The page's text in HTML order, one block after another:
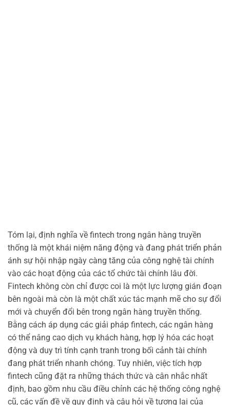
Tóm lại, định nghĩa về fintech trong ngân hàng truyền
thống là một khái niệm năng động và đang phát triển phản
ánh sự hội nhập ngày càng tăng của công nghệ tài chính
vào các hoạt động của các tổ chức tài chính lâu đời.
Fintech không còn chỉ được coi là một lực lượng gián đoạn
bên ngoài mà còn là một chất xúc tác mạnh mẽ cho sự đổi
mới và chuyển đổi bên trong ngân hàng truyền thống.
Bằng cách áp dụng các giải pháp fintech, các ngân hàng
có thể nâng cao dịch vụ khách hàng, hợp lý hóa các hoạt
động và duy trì tính cạnh tranh trong bối cảnh tài chính
đang phát triển nhanh chóng. Tuy nhiên, việc tích hợp
fintech cũng đặt ra những thách thức và cân nhắc nhất
định, bao gồm nhu cầu điều chỉnh các hệ thống công nghệ
cũ, các vấn đề về quy định và câu hỏi về tương lai của